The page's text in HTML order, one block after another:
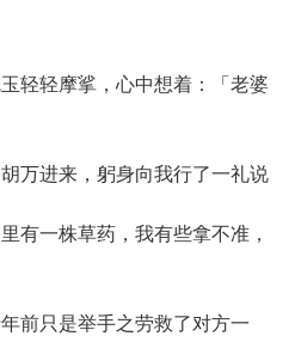
轻摩挲，心中想着：「老婆
进来，躬身向我行了一礼说
有一株草药，我有些拿不准，
只是举手之劳救了对方一